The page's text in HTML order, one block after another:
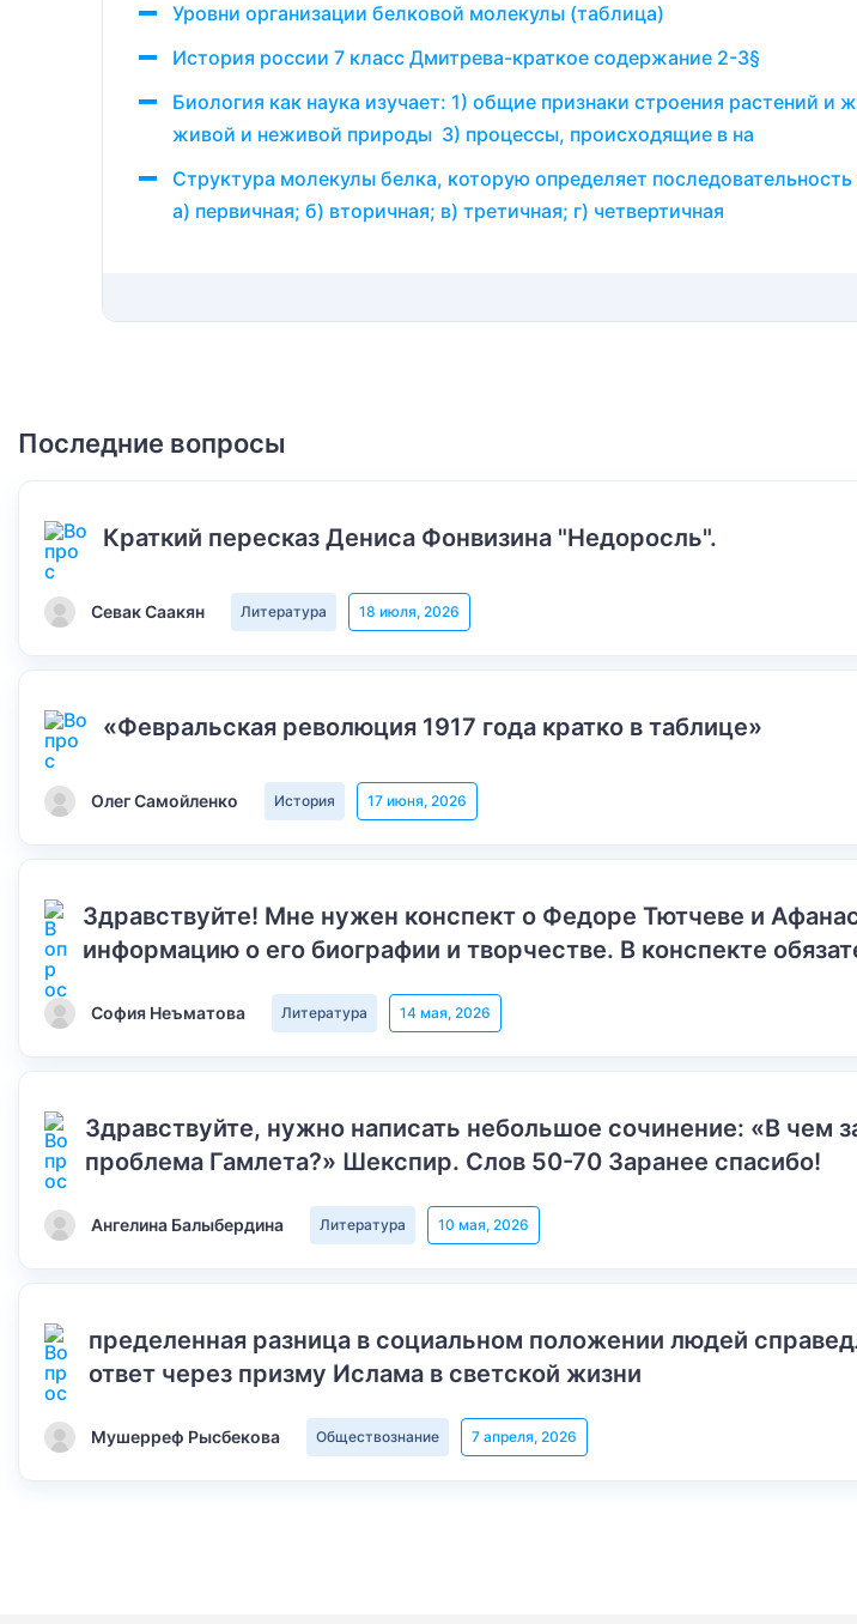
Уровни организации белковой молекулы (таблица)
История россии 7 класс Дмитрева-краткое содержание 2-3§
Биология как наука изучает: 1) общие признаки строения растений и
живой и неживой природы 3) процессы, происходящие в на
Структура молекулы белка, которую определяет
а) первичная; б) вторичная; в) третичная; г) четвертичная
Последние вопросы
Краткий пересказ Дениса Фонвизина "Недоросль".
Севак Саакян Литература 18 июля, 2026
«Февральская революция 1917 года кратко в таблице»
Олег Самойленко История 17 июня, 2026
Здравствуйте! Мне нужен конспект о Федоре Тютчеве и
информацию о его биографии и творчестве. В конспекте
София Неъматова Литература 14 мая, 2026
Здравствуйте, нужно написать небольшое сочинение: «В чем
проблема Гамлета?» Шекспир. Слов 50-70 Заранее спасибо!
Ангелина Балыбердина Литература 10 мая, 2026
пределенная разница в социальном положении людей
ответ через призму Ислама в светской жизни
Мушерреф Рысбекова Обществознание 7 апреля, 2026